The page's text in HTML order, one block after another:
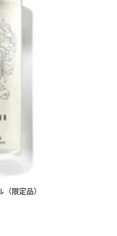
限定品）